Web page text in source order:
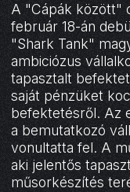
A "Cápák között"
február 18-án
"Shark Tank"
ambiciózus
tapasztalt
saját pénzüket
befektetésről. Az
a bemutatkozó
vonultatta fel. A
aki jelentős
műsorkészítés